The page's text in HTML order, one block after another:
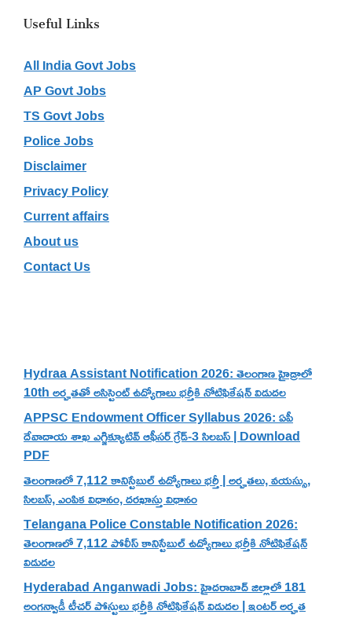
Useful Links
All India Govt Jobs
AP Govt Jobs
TS Govt Jobs
Police Jobs
Disclaimer
Privacy Policy
Current affairs
About us
Contact Us
Hydraa Assistant Notification 2026: తెలంగాణ హైడ్రాలో
10th అర్హతతో అసిస్టెంట్ ఉద్యోగాలు భర్తీకి నోటిఫికేషన్ విడుదల
APPSC Endowment Officer Syllabus 2026: ఏపీ
దేవాదాయ శాఖ ఎగ్జిక్యూటివ్ ఆఫీసర్ గ్రేడ్-3 సిలబస్ | Download
PDF
తెలంగాణలో 7,112 కానిస్టేబుల్ ఉద్యోగాలు భర్తీ | అర్హతలు, వయస్సు,
సిలబస్, ఎంపిక విధానం, దరఖాస్తు విధానం
Telangana Police Constable Notification 2026:
తెలంగాణలో 7,112 పోలీస్ కానిస్టేబుల్ ఉద్యోగాలు భర్తీకి నోటిఫికేషన్
విడుదల
Hyderabad Anganwadi Jobs: హైదరాబాద్ జిల్లాలో 181
అంగన్వాడీ టీచర్ పోస్టులు భర్తీకి నోటిఫికేషన్ విడుదల | ఇంటర్ అర్హత